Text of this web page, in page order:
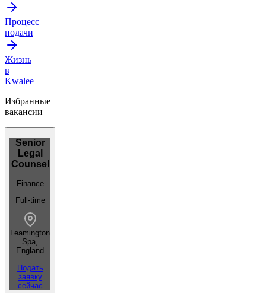
Процесс
подачи
Жизнь
в
Kwalee
Избранные
вакансии
Senior
Legal
Counsel
Finance
Full-time
Leamington
Spa,
England
Подать
заявку
сейчас